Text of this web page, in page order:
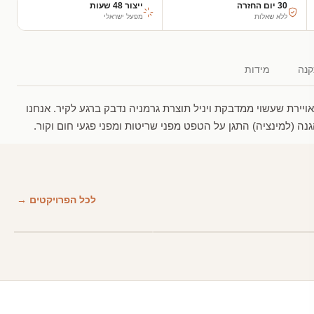
30 יום החזרה
ללא שאלות
ייצור 48 שעות
מפעל ישראלי
מידות
שעשוי ממדבקת ויניל תוצרת גרמניה נדבק ברגע לקיר. אנחנו
(למינציה) התגן על הטפט מפני שריטות ומפני פגעי חום וקור.
לכל הפרויקטים →